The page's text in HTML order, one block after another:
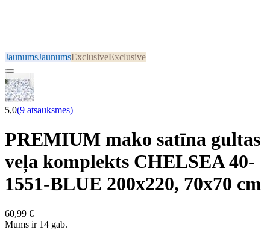
JaunumsJaunumsExclusiveExclusive
5,0(9 atsauksmes)
PREMIUM mako satīna gultas
veļa komplekts CHELSEA 40-
1551-BLUE 200x220, 70x70 cm
60,99 €
Mums ir 14 gab.